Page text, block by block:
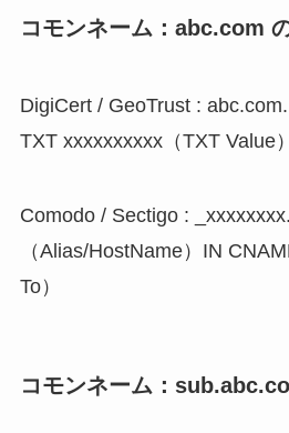
コモンネーム：abc.com
DigiCert / GeoTrust :
TXT xxxxxxxxxx（TXT Value）
Comodo / Sectigo :
（Alias/HostName）IN
To）
コモンネーム：